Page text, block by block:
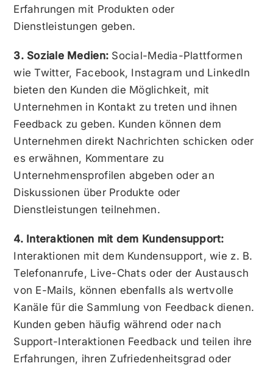
Erfahrungen mit Produkten oder
Dienstleistungen geben.
3. Soziale Medien: Social-Media-Plattformen
wie Twitter, Facebook, Instagram und LinkedIn
bieten den Kunden die Möglichkeit, mit
Unternehmen in Kontakt zu treten und ihnen
Feedback zu geben. Kunden können dem
Unternehmen direkt Nachrichten schicken oder
es erwähnen, Kommentare zu
Unternehmensprofilen abgeben oder an
Diskussionen über Produkte oder
Dienstleistungen teilnehmen.
4. Interaktionen mit dem Kundensupport:
Interaktionen mit dem Kundensupport, wie z. B.
Telefonanrufe, Live-Chats oder der Austausch
von E-Mails, können ebenfalls als wertvolle
Kanäle für die Sammlung von Feedback dienen.
Kunden geben häufig während oder nach
Support-Interaktionen Feedback und teilen ihre
Erfahrungen, ihren Zufriedenheitsgrad oder